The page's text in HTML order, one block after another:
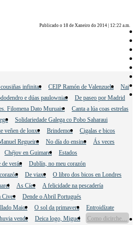
Publicado o 18 de Xaneiro do 2014 | 12:22 a.m.
infinitas CEIP Ramón de Valenzuela
Nai
e dúas paulownias
De paseo por Madrid
Filomena Dato Muruais.
Canta a lúa coas estrelas
Solidariedade Galega co Pobo Saharaui
veñen de lonxe Brindemos
Cigalas e bicos
Regueiro No día do ensino
Ás veces
Chéjov en Guimarei
Estados
de verán
Dublín, no meu corazón
De viaxe
O libro dos bicos en Londres
As Cíes
A felicidade na pescadería
Cives
Dende o Abril Portugués
Maior O sol da primavera
Entroidízate
vende Deica logo, Miguel
Como dicirche…